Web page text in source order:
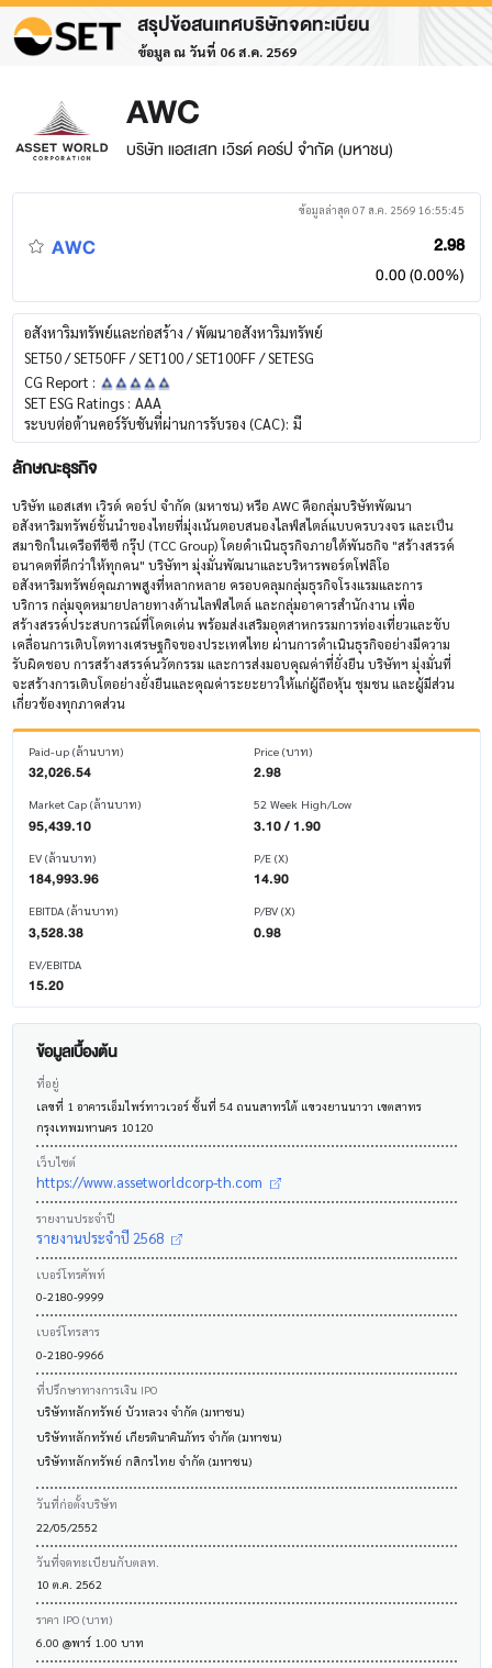
สรุปข้อสนเทศบริษัทจดทะเบียน
ข้อมูล ณ วันที่ 06 ส.ค. 2569
AWC
บริษัท แอสเสท เวิรด์ คอร์ป จำกัด (มหาชน)
ข้อมูลล่าสุด 07 ส.ค. 2569 16:55:45
AWC 2.98
0.00 (0.00%)
อสังหาริมทรัพย์และก่อสร้าง / พัฒนาอสังหาริมทรัพย์
SET50 / SET50FF / SET100 / SET100FF / SETESG
CG Report :
SET ESG Ratings : AAA
ระบบต่อต้านคอร์รับชันที่ผ่านการรับรอง (CAC): มี
ลักษณะธุรกิจ
บริษัท แอสเสท เวิรด์ คอร์ป จำกัด (มหาชน) หรือ AWC คือกลุ่มบริษัทพัฒนา
อสังหาริมทรัพย์ชั้นนำของไทยที่มุ่งเน้นตอบสนองไลฟ์สไตล์แบบครบวงจร และเป็น
สมาชิกในเครือทีซีซี กรุ๊ป (TCC Group) โดยดำเนินธุรกิจภายใต้พันธกิจ "สร้างสรรค์
อนาคตที่ดีกว่าให้ทุกคน" บริษัทฯ มุ่งมั่นพัฒนาและบริหารพอร์ตโฟลิโอ
อสังหาริมทรัพย์คุณภาพสูงที่หลากหลาย ครอบคลุมกลุ่มธุรกิจโรงแรมและการ
บริการ กลุ่มจุดหมายปลายทางด้านไลฟ์สไตล์ และกลุ่มอาคารสำนักงาน เพื่อ
สร้างสรรค์ประสบการณ์ที่โดดเด่น พร้อมส่งเสริมอุตสาหกรรมการท่องเที่ยวและขับ
เคลื่อนการเติบโตทางเศรษฐกิจของประเทศไทย ผ่านการดำเนินธุรกิจอย่างมีความ
รับผิดชอบ การสร้างสรรค์นวัตกรรม และการส่งมอบคุณค่าที่ยั่งยืน บริษัทฯ มุ่งมั่นที่
จะสร้างการเติบโตอย่างยั่งยืนและคุณค่าระยะยาวให้แก่ผู้ถือหุ้น ชุมชน และผู้มีส่วน
เกี่ยวข้องทุกภาคส่วน
Paid-up (ล้านบาท)
32,026.54
Market Cap (ล้านบาท)
95,439.10
EV (ล้านบาท)
184,993.96
EBITDA (ล้านบาท)
3,528.38
EV/EBITDA
15.20
Price (บาท)
2.98
52 Week High/Low
3.10 / 1.90
P/E (X)
14.90
P/BV (X)
0.98
ข้อมูลเบื้องต้น
ที่อยู่
เลขที่ 1 อาคารเอ็มไพร์ทาวเวอร์ ชั้นที่ 54 ถนนสาทรใต้ แขวงยานนาวา เขตสาทร
กรุงเทพมหานคร 10120
เว็บไซต์
https://www.assetworldcorp-th.com
รายงานประจำปี
รายงานประจำปี 2568
เบอร์โทรศัพท์
0-2180-9999
เบอร์โทรสาร
0-2180-9966
ที่ปรึกษาทางการเงิน IPO
บริษัทหลักทรัพย์ บัวหลวง จำกัด (มหาชน)
บริษัทหลักทรัพย์ เกียรตินาคินภัทร จำกัด (มหาชน)
บริษัทหลักทรัพย์ กสิกรไทย จำกัด (มหาชน)
วันที่ก่อตั้งบริษัท
22/05/2552
วันที่จดทะเบียนกับตลท.
10 ต.ค. 2562
ราคา IPO (บาท)
6.00 @พาร์ 1.00 บาท